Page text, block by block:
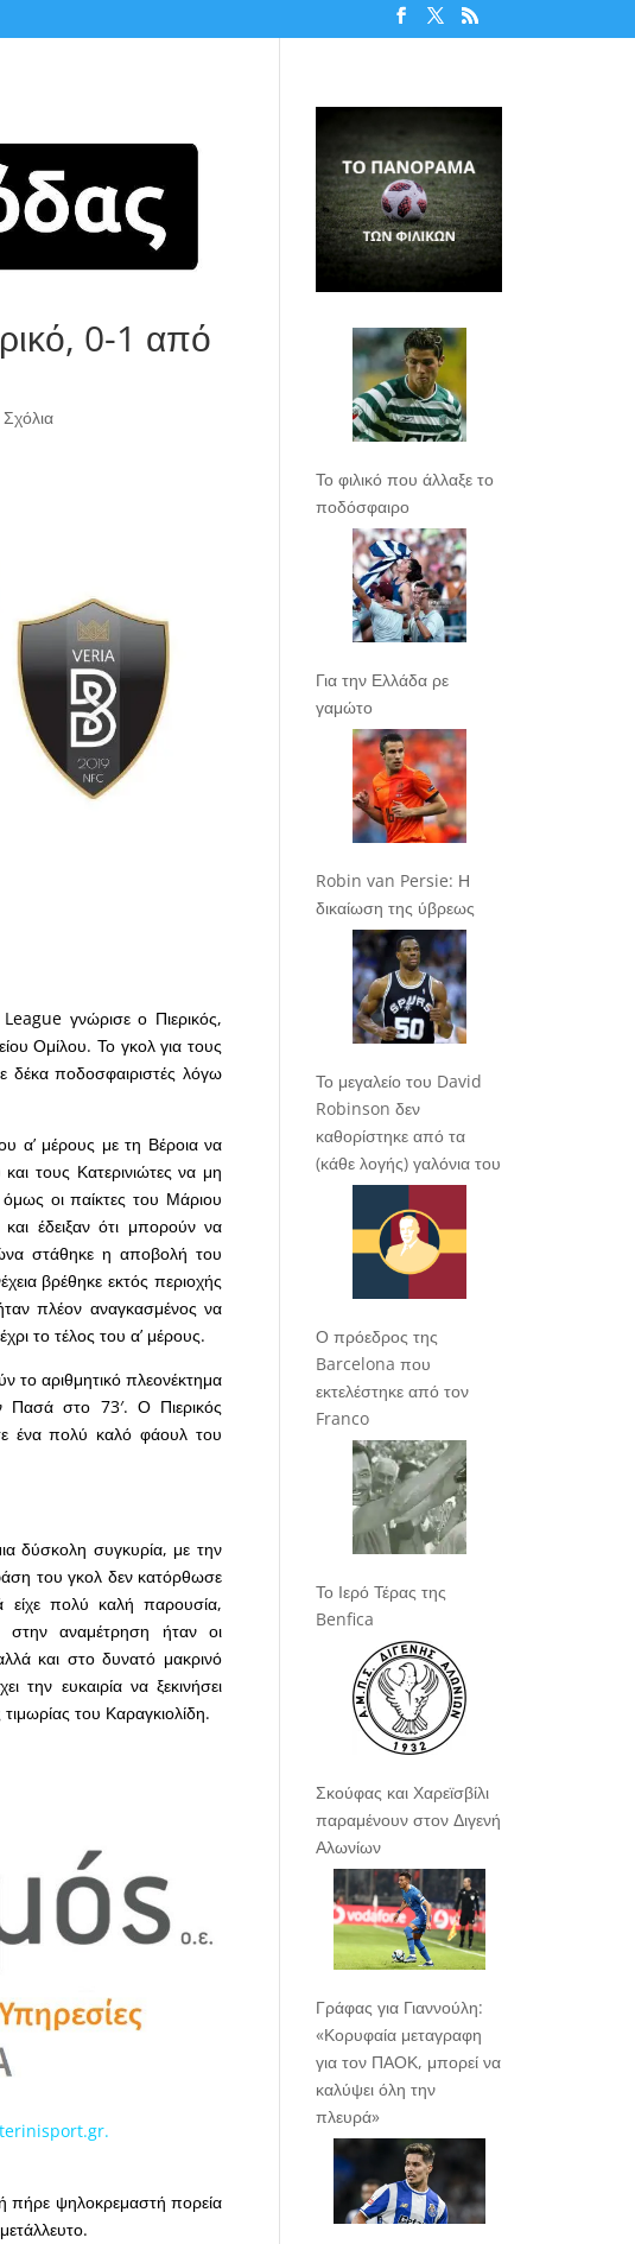
0-1 από
γνώρισε ο Πιερικός,
Ομίλου. Το γκολ για τους
δέκα ποδοσφαιριστές λόγω
α’ μέρους με τη Βέροια να
τους Κατερινιώτες να μη
οι παίκτες του Μάριου
έδειξαν ότι μπορούν να
στάθηκε η αποβολή του
βρέθηκε εκτός περιοχής
πλέον αναγκασμένος να
το τέλος του α’ μέρους.
το αριθμητικό πλεονέκτημα
στο 73′. Ο Πιερικός
ένα πολύ καλό φάουλ του
δύσκολη συγκυρία, με την
του γκολ δεν κατόρθωσε
πολύ καλή παρουσία,
στην αναμέτρηση ήταν οι
και στο δυνατό μακρινό
ευκαιρία να ξεκινήσει
του Καραγκιολίδη.
πήρε ψηλοκρεμαστή πορεία
Το φιλικό που άλλαξε το
ποδόσφαιρο
Για την Ελλάδα ρε
γαμώτο
Robin van Persie: Η
δικαίωση της ύβρεως
Το μεγαλείο του David
Robinson δεν
καθορίστηκε από τα
(κάθε λογής) γαλόνια του
Ο πρόεδρος της
Barcelona που
εκτελέστηκε από τον
Franco
Το Ιερό Τέρας της
Benfica
Σκούφας και Χαρεϊσβίλι
παραμένουν στον Διγενή
Αλωνίων
Γράφας για Γιαννούλη:
«Κορυφαία μεταγραφη
για τον ΠΑΟΚ, μπορεί να
καλύψει όλη την
πλευρά»